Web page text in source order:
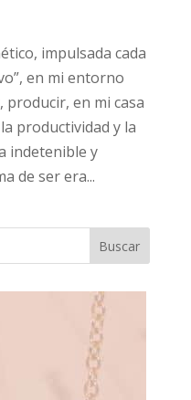
impulsada cada
en mi entorno
en mi casa
productividad y la
indetenible y
de ser era...